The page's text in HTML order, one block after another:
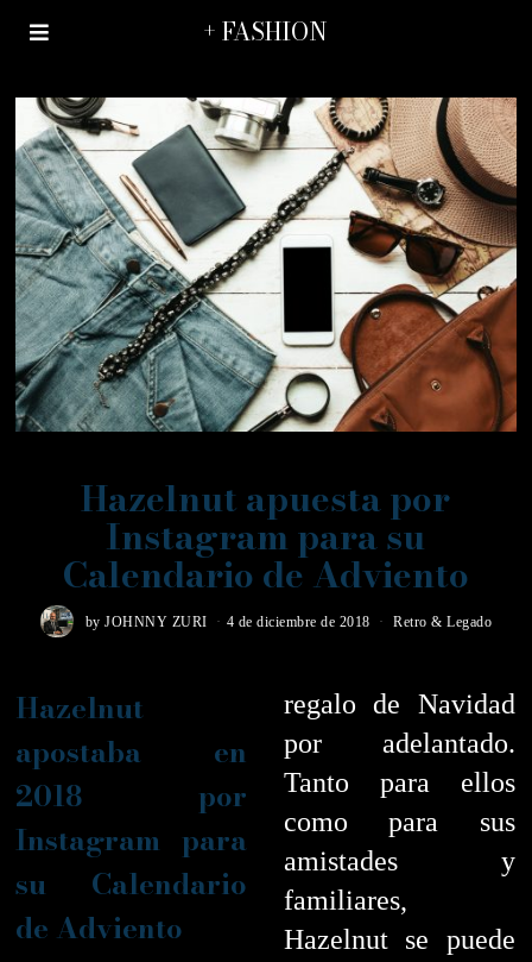
+ FASHION
Hazelnut apuesta por
Instagram para su
Calendario de Adviento
byJOHNNY ZURI 4 de diciembre de 2018 Retro & Legado
Hazelnut
apostaba en
2018 por
Instagram para
su Calendario
de Adviento
regalo de Navidad
por adelantado.
Tanto para ellos
como para sus
amistades y
familiares,
Hazelnut se puede